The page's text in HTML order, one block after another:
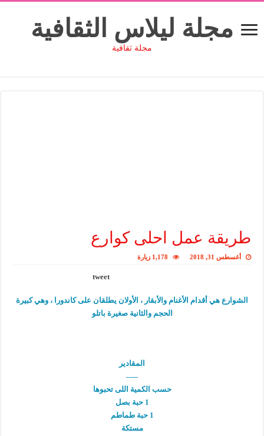
مجلة ليلاس الثقافية
مجلة ثقافية
طريقة عمل احلى كوارع
أغسطس 31, 2018 1,178 زيارة
tweet
الشوارع هي أقدام الأغنام والأبقار ، الأولان يطلقان على كاندورا ، وهي كبيرة
الحجم والثانية صغيرة باتلو
المقادير
—–
حسب الكمية اللى تحبوها
1 حبة بصل
1 حبة طماطم
مستكة